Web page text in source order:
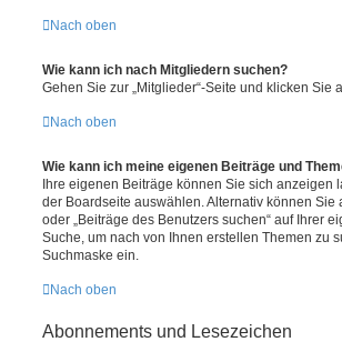
Nach oben
Wie kann ich nach Mitgliedern suchen?
Gehen Sie zur „Mitglieder“-Seite und klicken Sie
Nach oben
Wie kann ich meine eigenen Beiträge und
Ihre eigenen Beiträge können Sie sich anzeigen
der Boardseite auswählen. Alternativ können
oder „Beiträge des Benutzers suchen“ auf Ihrer
Suche, um nach von Ihnen erstellen Themen zu
Suchmaske ein.
Nach oben
Abonnements und Lesezeichen